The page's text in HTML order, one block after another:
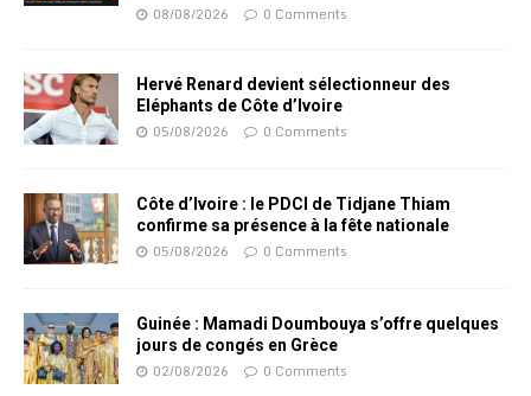
08/08/2026 0 Comments
Hervé Renard devient sélectionneur des
Eléphants de Côte d’Ivoire
05/08/2026 0 Comments
Côte d’Ivoire : le PDCI de Tidjane Thiam
confirme sa présence à la fête nationale
05/08/2026 0 Comments
Guinée : Mamadi Doumbouya s’offre quelques
jours de congés en Grèce
02/08/2026 0 Comments